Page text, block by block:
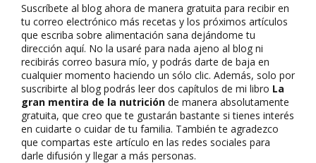
Suscríbete al blog ahora de manera gratuita para recibir en
tu correo electrónico más recetas y los próximos artículos
que escriba sobre alimentación sana dejándome tu
dirección aquí. No la usaré para nada ajeno al blog ni
recibirás correo basura mío, y podrás darte de baja en
cualquier momento haciendo un sólo clic. Además, solo por
suscribirte al blog podrás leer dos capítulos de mi libro La
gran mentira de la nutrición de manera absolutamente
gratuita, que creo que te gustarán bastante si tienes interés
en cuidarte o cuidar de tu familia. También te agradezco
que compartas este artículo en las redes sociales para
darle difusión y llegar a más personas.